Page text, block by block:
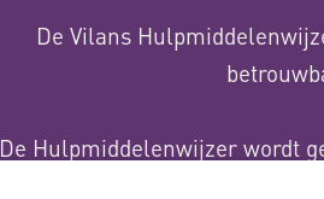
De Vilans
De Hulpmiddelenwijzer wordt